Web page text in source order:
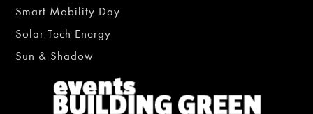
Smart Mobility Day
Solar Tech Energy
Sun & Shadow